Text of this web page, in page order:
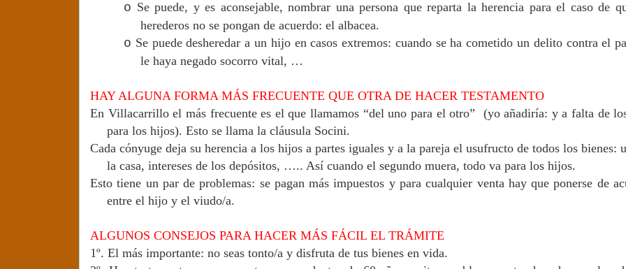
o Se puede, y es aconsejable, nombrar una persona que reparta la herencia para el caso de
herederos no se pongan de acuerdo: el albacea.
o Se puede desheredar a un hijo en casos extremos: cuando se ha cometido un delito contra el
le haya negado socorro vital, …
HAY ALGUNA FORMA MÁS FRECUENTE QUE OTRA DE HACER TESTAMENTO
En Villacarrillo el más frecuente es el que llamamos “del uno para el otro”
(yo añadiría: y a falta de
para los hijos). Esto se llama la cláusula Socini.
Cada cónyuge deja su herencia a los hijos a partes iguales y a la pareja el usufructo de todos los bienes:
la casa, intereses de los depósitos, ….. Así cuando el segundo muera, todo va para los hijos.
Esto tiene un par de problemas: se pagan más impuestos y para cualquier venta hay que ponerse de
entre el hijo y el viudo/a.
ALGUNOS CONSEJOS PARA HACER MÁS FÁCIL EL TRÁMITE
1º. El más importante: no seas tonto/a y disfruta de tus bienes en vida.